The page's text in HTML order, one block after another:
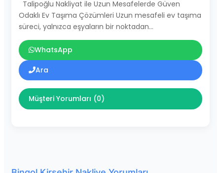
Talipoğlu Nakliyat ile Uzun Mesafelerde Güven
Odaklı Ev Taşıma Çözümleri Uzun mesafeli ev taşıma
süreci, yalnızca eşyaların bir noktadan…
WhatsApp
Ara
Müşteri Yorumları (0)